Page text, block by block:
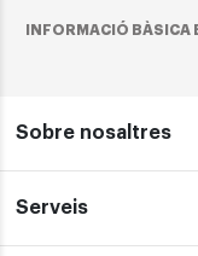
INFORMACIÓ BÀSICA
Sobre nosaltres
Serveis